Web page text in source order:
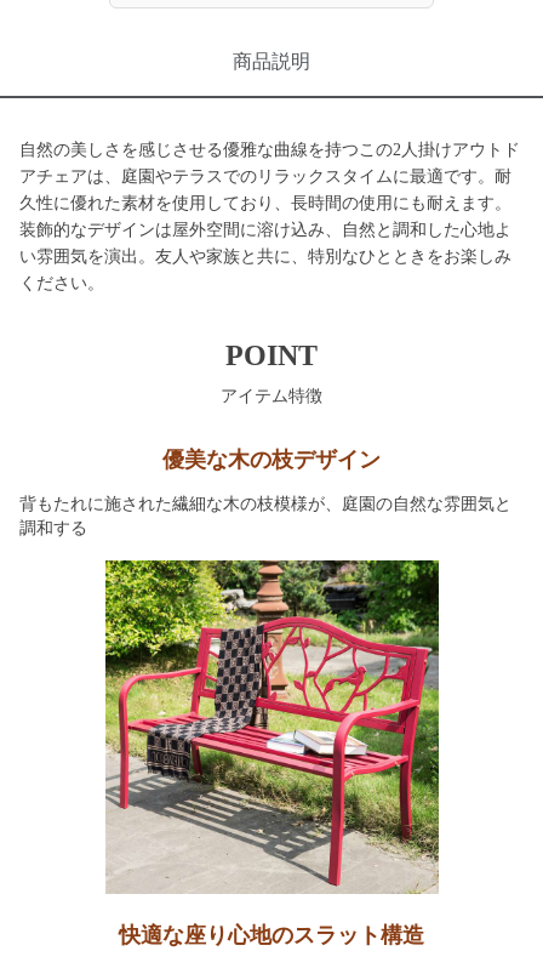
商品説明
自然の美しさを感じさせる優雅な曲線を持つこの2人掛けアウトド
アチェアは、庭園やテラスでのリラックスタイムに最適です。耐
久性に優れた素材を使用しており、長時間の使用にも耐えます。
装飾的なデザインは屋外空間に溶け込み、自然と調和した心地よ
い雰囲気を演出。友人や家族と共に、特別なひとときをお楽しみ
ください。
POINT
アイテム特徴
優美な木の枝デザイン
背もたれに施された繊細な木の枝模様が、庭園の自然な雰囲気と
調和する
快適な座り心地のスラット構造